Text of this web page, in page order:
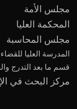
مجلس الأمة
المحكمة العليا
مجلس المحاسبة
المدرسة العليا للقضاء
قسم ما بعد التدرج و
مركز البحث في